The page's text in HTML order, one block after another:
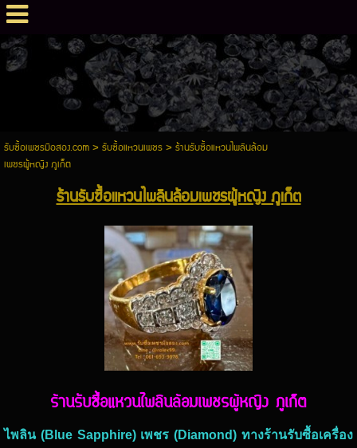
รับซื้อเพชรมือสอง.com> รับซื้อแหวนเพชร> ร้านรับซื้อแหวนไพลินล้อม
เพชรผู้หญิง ภูเก็ต
ร้านรับซื้อแหวนไพลินล้อมเพชรผู้หญิง ภูเก็ต
ร้านรับซื้อแหวนไพลินล้อมเพชรผู้หญิง ภูเก็ต
ไพลิน (Blue Sapphire) เพชร (Diamond) ทางร้านรับซื้อเครื่อง